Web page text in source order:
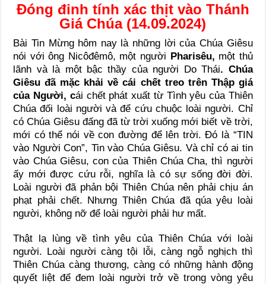
Đóng đinh tính xác thịt vào Thánh
Giá Chúa (14.09.2024)
Bài Tin Mừng hôm nay là những lời của Chúa Giêsu
nói với ông Nicôđêmô, một người Pharisêu, một thủ
lãnh và là một bậc thầy của người Do Thái. Chúa
Giêsu đã mặc khải về cái chết treo trên Thập giá
của Người, cái chết phát xuất từ Tình yêu của Thiên
Chúa đối loài người và để cứu chuộc loài người. Chỉ
có Chúa Giêsu đấng đã từ trời xuống mới biết về trời,
mới có thể nói về con đường để lên trời. Đó là “TIN
vào Người Con”, Tin vào Chúa Giêsu. Và chỉ có ai tin
vào Chúa Giêsu, con của Thiên Chúa Cha, thì người
ấy mới được cứu rỗi, nghĩa là có sự sống đời đời.
Loài người đã phản bội Thiên Chúa nên phải chịu án
phạt phải chết. Nhưng Thiên Chúa đã qúa yêu loài
người, không nỡ để loài người phải hư mất.
Thật lạ lùng về tình yêu của Thiên Chúa với loài
người. Loài người càng tội lỗi, càng ngỗ nghịch thì
Thiên Chúa càng thương, càng có những hành động
quyết liệt để đem loài người trở về trong vòng yêu